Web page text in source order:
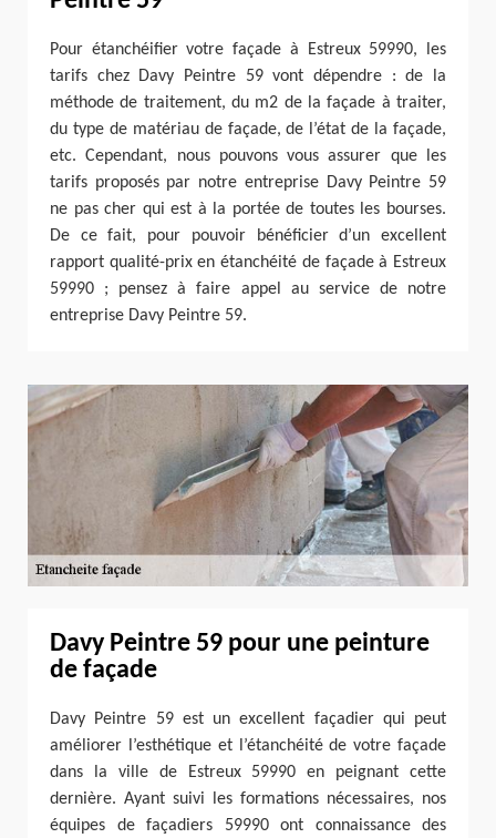
Pour étanchéifier votre façade à Estreux 59990, les
tarifs chez Davy Peintre 59 vont dépendre : de la
méthode de traitement, du m2 de la façade à traiter,
du type de matériau de façade, de l’état de la façade,
etc. Cependant, nous pouvons vous assurer que les
tarifs proposés par notre entreprise Davy Peintre 59
ne pas cher qui est à la portée de toutes les bourses.
De ce fait, pour pouvoir bénéficier d’un excellent
rapport qualité-prix en étanchéité de façade à Estreux
59990 ; pensez à faire appel au service de notre
entreprise Davy Peintre 59.
Davy Peintre 59 pour une peinture
de façade
Davy Peintre 59 est un excellent façadier qui peut
améliorer l’esthétique et l’étanchéité de votre façade
dans la ville de Estreux 59990 en peignant cette
dernière. Ayant suivi les formations nécessaires, nos
équipes de façadiers 59990 ont connaissance des